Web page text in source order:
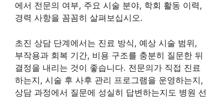
에서 전문의 여부, 주요 시술 분야, 학회 활동 이력,
경력 사항을 꼼꼼히 살펴보십시오.
초진 상담 단계에서는 진료 방식, 예상 시술 범위,
부작용과 회복 기간, 비용 구조를 충분히 질문한 뒤
결정을 내리는 것이 좋습니다. 전문의가 직접 진료
하는지, 시술 후 사후 관리 프로그램을 운영하는지,
상담 과정에서 질문에 성실히 답변하는지도 병원 선